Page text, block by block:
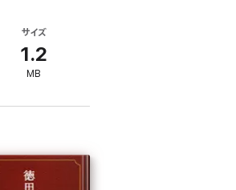
サイズ
1.2
MB